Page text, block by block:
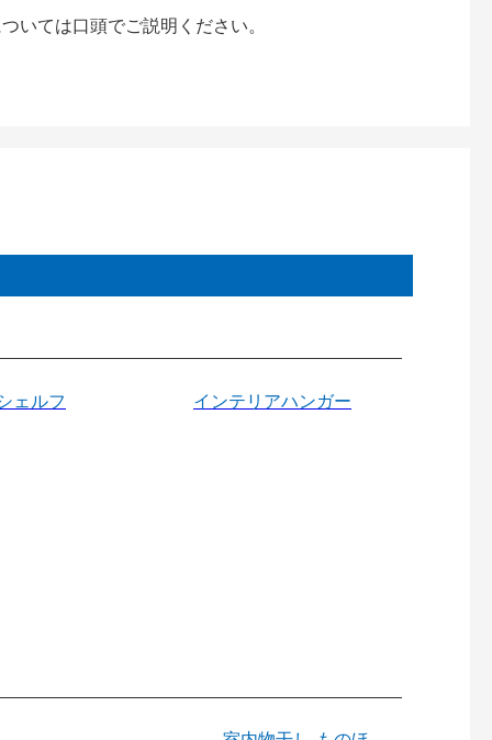
いては口頭でご説明ください。
ェルフ インテリアハンガー